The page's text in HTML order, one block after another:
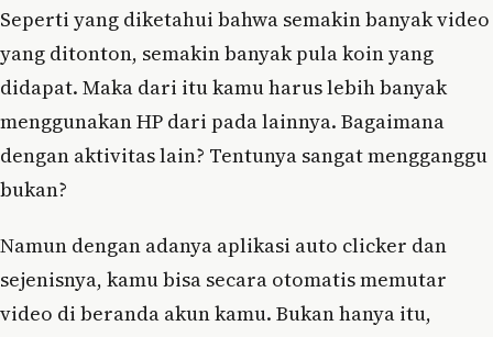
Seperti yang diketahui bahwa semakin banyak video
yang ditonton, semakin banyak pula koin yang
didapat. Maka dari itu kamu harus lebih banyak
menggunakan HP dari pada lainnya. Bagaimana
dengan aktivitas lain? Tentunya sangat mengganggu
bukan?
Namun dengan adanya aplikasi auto clicker dan
sejenisnya, kamu bisa secara otomatis memutar
video di beranda akun kamu. Bukan hanya itu,